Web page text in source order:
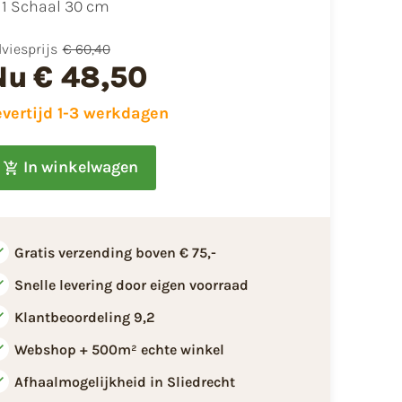
1 Schaal 30 cm
€ 60,40
€ 48,50
1-3 werkdagen
In winkelwagen
Gratis verzending boven € 75,-
Snelle levering door eigen voorraad
Klantbeoordeling 9,2
Webshop + 500m² echte winkel
Afhaalmogelijkheid in Sliedrecht